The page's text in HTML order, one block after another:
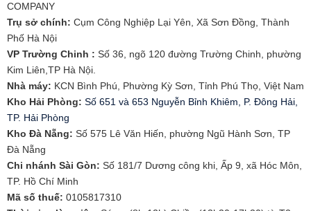
COMPANY
Trụ sở chính: Cụm Công Nghiệp Lại Yên, Xã Sơn Đồng, Thành
Phố Hà Nội
VP Trường Chinh : Số 36, ngõ 120 đường Trường Chinh, phường
Kim Liên,TP Hà Nội.
Nhà máy: KCN Bình Phú, Phường Kỳ Sơn, Tỉnh Phú Thọ, Việt Nam
Kho Hải Phòng: Số 651 và 653 Nguyễn Bỉnh Khiêm, P. Đông Hải,
TP. Hải Phòng
​Kho Đà Nẵng: Số 575 Lê Văn Hiến, phường Ngũ Hành Sơn, TP
Đà Nẵng
Chi nhánh Sài Gòn: Số 181/7 Dương công khi, Ấp 9, xã Hóc Môn,
TP. Hồ Chí Minh
Mã số thuế: 0105817310​